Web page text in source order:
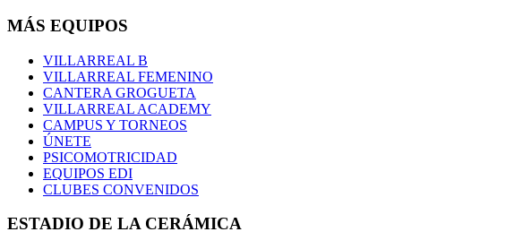
MÁS EQUIPOS
VILLARREAL B
VILLARREAL FEMENINO
CANTERA GROGUETA
VILLARREAL ACADEMY
CAMPUS Y TORNEOS
ÚNETE
PSICOMOTRICIDAD
EQUIPOS EDI
CLUBES CONVENIDOS
ESTADIO DE LA CERÁMICA